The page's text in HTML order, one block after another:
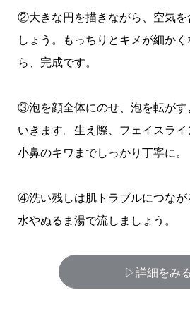
②大きな円を描きながら、空気を
しょう。もっちりとキメが細か
ら、完成です。
③泡を顔全体にのせ、泡を転がす
いきます。生え際、フェイスライ
小鼻のキワまでしっかり丁寧に。
④洗い残しは肌トラブルにつなが
水やぬるま湯で流しましょう。
▷詳細をみる